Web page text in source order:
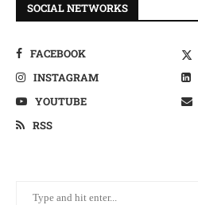
SOCIAL NETWORKS
FACEBOOK
INSTAGRAM
YOUTUBE
RSS